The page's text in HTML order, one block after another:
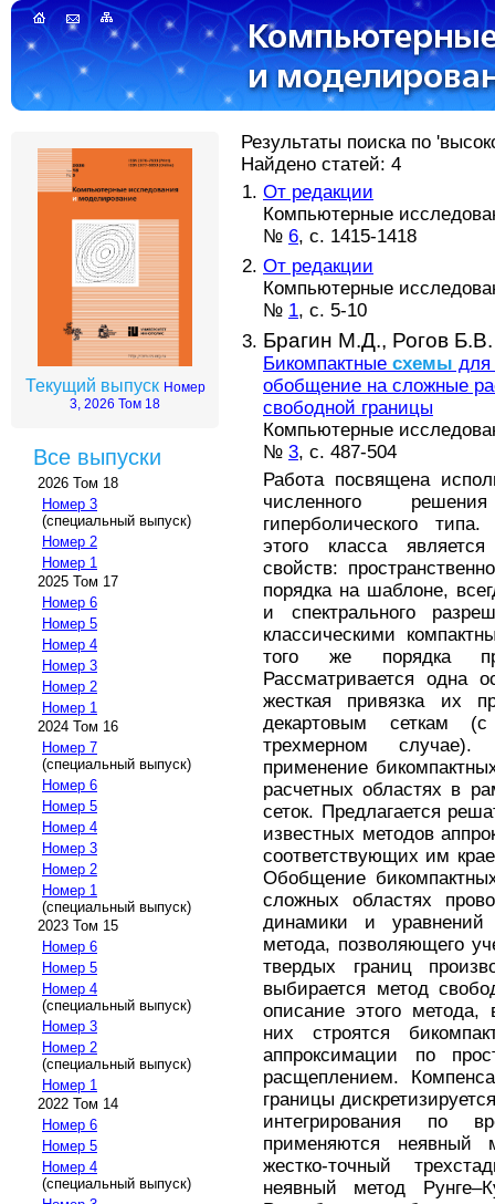
Текущий выпуск Номер
3, 2026 Том 18
Все выпуски
2026 Том 18
Номер 3
(специальный выпуск)
Номер 2
Номер 1
2025 Том 17
Номер 6
Номер 5
Номер 4
Номер 3
Номер 2
Номер 1
2024 Том 16
Номер 7
(специальный выпуск)
Номер 6
Номер 5
Номер 4
Номер 3
Номер 2
Номер 1
(специальный выпуск)
2023 Том 15
Номер 6
Номер 5
Номер 4
(специальный выпуск)
Номер 3
Номер 2
(специальный выпуск)
Номер 1
2022 Том 14
Номер 6
Номер 5
Номер 4
(специальный выпуск)
Результаты поиска по
Найдено статей: 4
От редакции
Компьютерные
№ 6, с. 1415-1418
От редакции
Компьютерные
№ 1, с. 5-10
Брагин М.Д., Рогов Б.В.
Бикомпактные схемы для
обобщение на сложные
свободной границы
Компьютерные
№ 3, с. 487-504
Работа посвящена
численного
гиперболического
этого класса
свойств:
порядка на шаблоне,
и спектрального
классическими
того же порядка
Рассматривается одна
жесткая привязка их
декартовым сеткам (с
трехмерном случае).
применение
расчетных областях в
сеток. Предлагается
известных методов
соответствующих им
Обобщение
сложных областях
динамики и уравнений
метода, позволяющего
твердых границ
выбирается метод
описание этого
них строятся
аппроксимации по
расщеплением.
границы
интегрирования по
применяются неявный
жестко-точный
неявный метод